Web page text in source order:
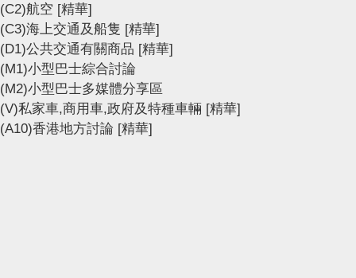
(C2)航空 [精華]
(C3)海上交通及船隻 [精華]
(D1)公共交通有關商品 [精華]
(M1)小型巴士綜合討論
(M2)小型巴士多媒體分享區
(V)私家車,商用車,政府及特種車輛 [精華]
(A10)香港地方討論 [精華]